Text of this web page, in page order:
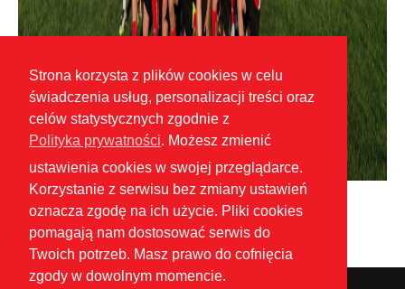
Strona korzysta z plików cookies w celu
świadczenia usług, personalizacji treści oraz
celów statystycznych zgodnie z
Polityka prywatności. Możesz zmienić
ustawienia cookies w swojej przeglądarce.
Korzystanie z serwisu bez zmiany ustawień
oznacza zgodę na ich użycie. Pliki cookies
pomagają nam dostosować serwis do
Twoich potrzeb. Masz prawo do cofnięcia
zgody w dowolnym momencie.